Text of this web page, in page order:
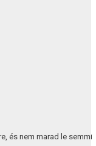
és nem marad le semmi